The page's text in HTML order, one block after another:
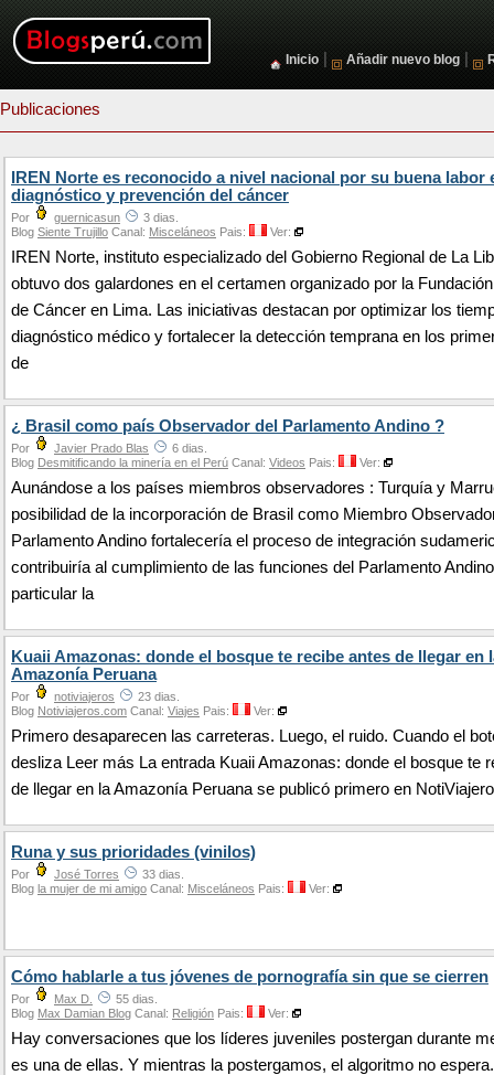
Inicio Añadir nuevo blog
Publicaciones
IREN Norte es reconocido a nivel nacional por su buena labor
diagnóstico y prevención del cáncer
Por guernicasun
3 dias.
Blog Siente Trujillo Canal: Misceláneos Pais: Ver:
IREN Norte, instituto especializado del Gobierno Regional de La
obtuvo dos galardones en el certamen organizado por la
de Cáncer en Lima. Las iniciativas destacan por optimizar los
diagnóstico médico y fortalecer la detección temprana en los
de
¿ Brasil como país Observador del Parlamento Andino ?
Por Javier Prado Blas
6 dias.
Blog Desmitificando la minería en el Perú Canal: Videos Pais: Ver:
Aunándose a los países miembros observadores : Turquía y
posibilidad de la incorporación de Brasil como Miembro
Parlamento Andino fortalecería el proceso de integración
contribuiría al cumplimiento de las funciones del Parlamento
particular la
Kuaii Amazonas: donde el bosque te recibe antes de llegar en
Amazonía Peruana
Por notiviajeros
23 dias.
Blog Notiviajeros.com Canal: Viajes Pais: Ver:
Primero desaparecen las carreteras. Luego, el ruido. Cuando el
desliza Leer más La entrada Kuaii Amazonas: donde el bosque te
de llegar en la Amazonía Peruana se publicó primero en
Runa y sus prioridades (vinilos)
Por José Torres
33 dias.
Blog la mujer de mi amigo Canal: Misceláneos Pais: Ver:
Cómo hablarle a tus jóvenes de pornografía sin que se cierren
Por Max D.
55 dias.
Blog Max Damian Blog Canal: Religión Pais: Ver:
Hay conversaciones que los líderes juveniles postergan durante
es una de ellas. Y mientras la postergamos, el algoritmo no